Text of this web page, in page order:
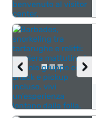
›
‹